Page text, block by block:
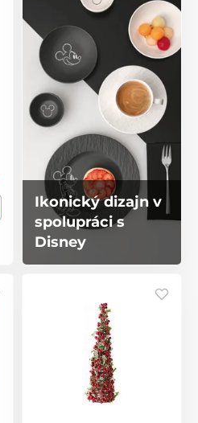
Ikonický dizajn v
spolupráci s
Disney